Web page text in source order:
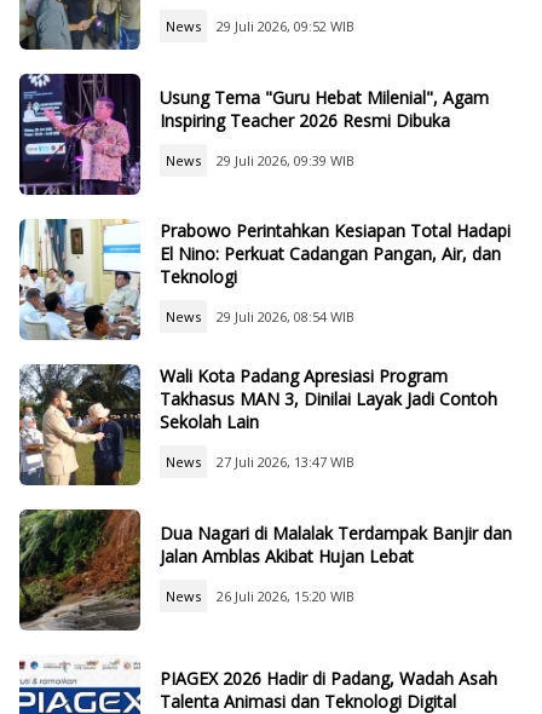
News 29 Juli 2026, 09:52 WIB
Usung Tema "Guru Hebat Milenial", Agam
Inspiring Teacher 2026 Resmi Dibuka
News 29 Juli 2026, 09:39 WIB
Prabowo Perintahkan Kesiapan Total Hadapi
El Nino: Perkuat Cadangan Pangan, Air, dan
Teknologi
News 29 Juli 2026, 08:54 WIB
Wali Kota Padang Apresiasi Program
Takhasus MAN 3, Dinilai Layak Jadi Contoh
Sekolah Lain
News 27 Juli 2026, 13:47 WIB
Dua Nagari di Malalak Terdampak Banjir dan
Jalan Amblas Akibat Hujan Lebat
News 26 Juli 2026, 15:20 WIB
PIAGEX 2026 Hadir di Padang, Wadah Asah
Talenta Animasi dan Teknologi Digital